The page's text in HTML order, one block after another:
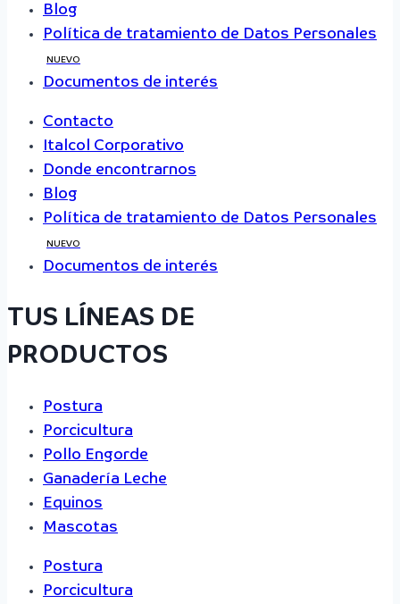
Blog
Política de tratamiento de Datos Personales
NUEVO
Documentos de interés
Contacto
Italcol Corporativo
Donde encontrarnos
Blog
Política de tratamiento de Datos Personales
NUEVO
Documentos de interés
TUS LÍNEAS DE
PRODUCTOS
Postura
Porcicultura
Pollo Engorde
Ganadería Leche
Equinos
Mascotas
Postura
Porcicultura